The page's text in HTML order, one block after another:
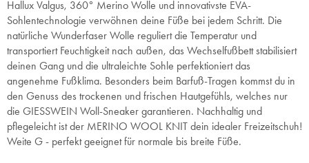
Hallux Valgus, 360° Merino Wolle und innovativste EVA-
Sohlentechnologie verwöhnen deine Füße bei jedem Schritt. Die
natürliche Wunderfaser Wolle reguliert die Temperatur und
transportiert Feuchtigkeit nach außen, das Wechselfußbett stabilisiert
deinen Gang und die ultraleichte Sohle perfektioniert das
angenehme Fußklima. Besonders beim Barfuß-Tragen kommst du in
den Genuss des trockenen und frischen Hautgefühls, welches nur
die GIESSWEIN Woll-Sneaker garantieren. Nachhaltig und
pflegeleicht ist der MERINO WOOL KNIT dein idealer Freizeitschuh!
Weite G - perfekt geeignet für normale bis breite Füße.